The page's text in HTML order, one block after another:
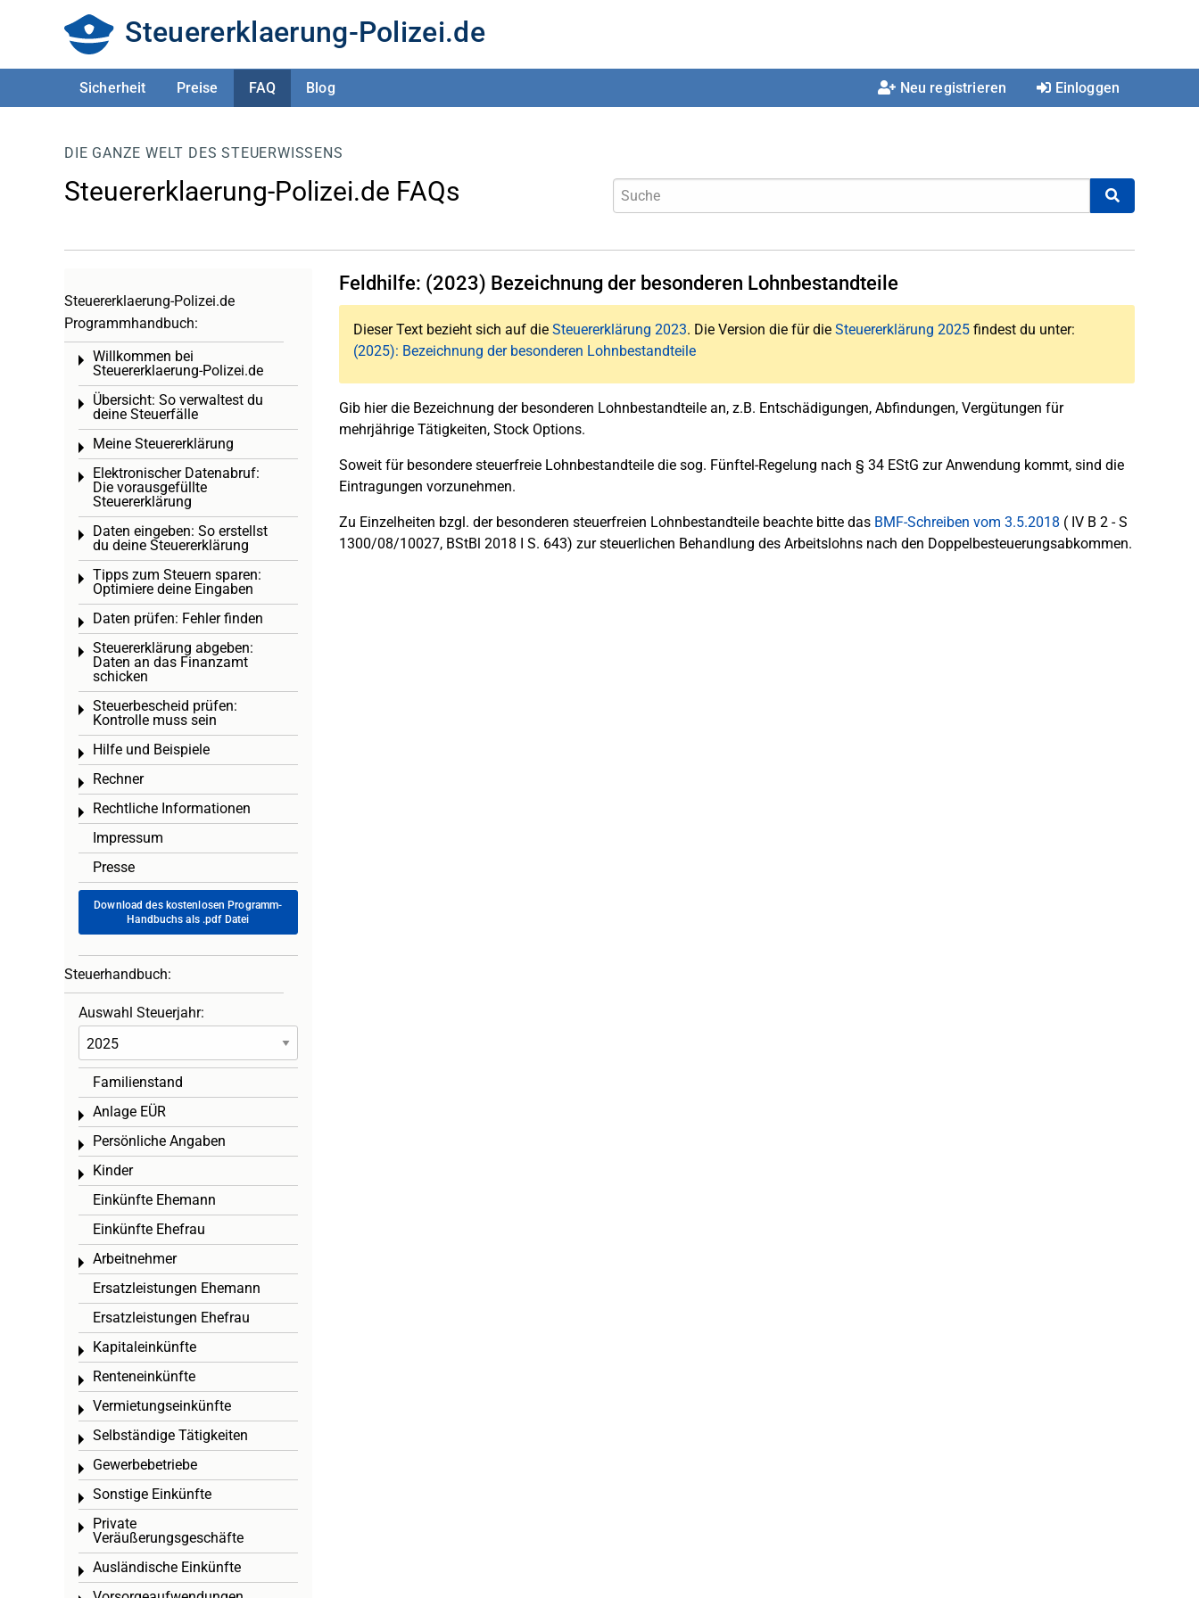
Steuererklaerung-Polizei.de
Sicherheit Preise FAQ Blog Neu registrieren Einloggen
DIE GANZE WELT DES STEUERWISSENS
Steuererklaerung-Polizei.de FAQs
Feldhilfe: (2023) Bezeichnung der besonderen Lohnbestandteile
Dieser Text bezieht sich auf die Steuererklärung 2023. Die Version die für die Steuererklärung 2025findest du unter:
(2025): Bezeichnung der besonderen Lohnbestandteile
Gib hier die Bezeichnung der besonderen Lohnbestandteile an, z.B. Entschädigungen, Abfindungen, Vergütungen für
mehrjährige Tätigkeiten, Stock Options.
Soweit für besondere steuerfreie Lohnbestandteile die sog. Fünftel-Regelung nach § 34 EStG zur Anwendung kommt, sind die
Eintragungen vorzunehmen.
Zu Einzelheiten bzgl. der besonderen steuerfreien Lohnbestandteile beachte bitte das BMF-Schreiben vom 3.5.2018( IV B 2 - S
1300/08/10027, BStBl 2018 I S. 643) zur steuerlichen Behandlung des Arbeitslohns nach den Doppelbesteuerungsabkommen.
Steuererklaerung-Polizei.de
Programmhandbuch:
Willkommen bei
Steuererklaerung-Polizei.de
Toggle menu
Übersicht: So verwaltest du
deine Steuerfälle
Toggle menu
Meine Steuererklärung
Toggle menu
Elektronischer Datenabruf:
Die vorausgefüllte
Steuererklärung
Toggle menu
Daten eingeben: So erstellst
du deine Steuererklärung
Toggle menu
Tipps zum Steuern sparen:
Optimiere deine Eingaben
Toggle menu
Daten prüfen: Fehler finden
Toggle menu
Steuererklärung abgeben:
Daten an das Finanzamt
schicken
Toggle menu
Steuerbescheid prüfen:
Kontrolle muss sein
Toggle menu
Hilfe und Beispiele
Toggle menu
Rechner
Toggle menu
Rechtliche Informationen
Toggle menu
Impressum
Presse
Download des kostenlosen Programm-
Handbuchs als .pdf Datei
Steuerhandbuch:
Auswahl Steuerjahr:
Familienstand
Anlage EÜR
Toggle menu
Persönliche Angaben
Toggle menu
Kinder
Toggle menu
Einkünfte Ehemann
Einkünfte Ehefrau
Arbeitnehmer
Toggle menu
Ersatzleistungen Ehemann
Ersatzleistungen Ehefrau
Kapitaleinkünfte
Toggle menu
Renteneinkünfte
Toggle menu
Vermietungseinkünfte
Toggle menu
Selbständige Tätigkeiten
Toggle menu
Gewerbebetriebe
Toggle menu
Sonstige Einkünfte
Toggle menu
Private
Veräußerungsgeschäfte
Toggle menu
Ausländische Einkünfte
Toggle menu